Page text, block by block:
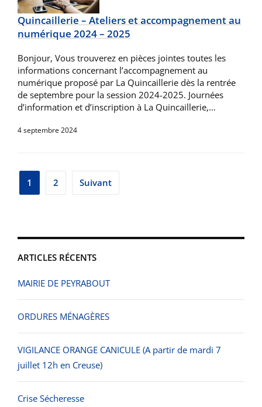
ARTICLES RÉCENTS
MAIRIE DE PEYRABOUT
ORDURES MÉNAGÈRES
VIGILANCE ORANGE CANICULE (A partir de mardi 7
juillet 12h en Creuse)
Crise Sécheresse
Quincaillerie – Ateliers et accompagnement au
numérique 2024 – 2025
Bonjour, Vous trouverez en pièces jointes toutes les
informations concernant l’accompagnement au
numérique proposé par La Quincaillerie dès la rentrée
de septembre pour la session 2024-2025. Journées
d’information et d’inscription à La Quincaillerie,…
4 septembre 2024
Pagination
1 2 Suivant